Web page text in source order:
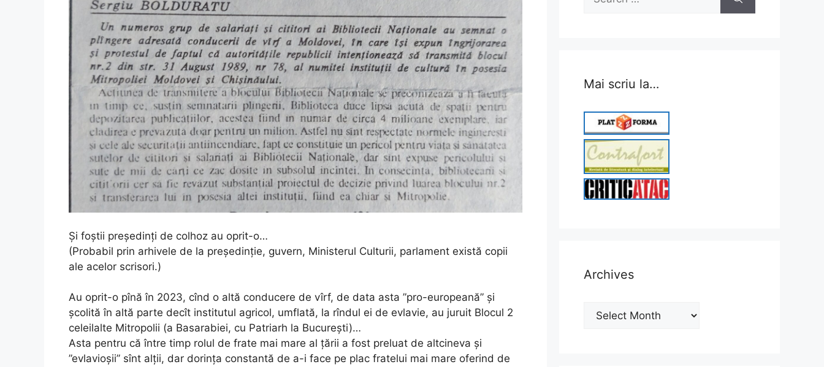
Și foștii președinți de colhoz au oprit-o…
(Probabil prin arhivele de la președinție, guvern, Ministerul Culturii, parlament există copii
ale acelor scrisori.)
Au oprit-o pînă în 2023, cînd o altă conducere de vîrf, de data asta ”pro-europeană” și
școlită în altă parte decît institutul agricol, umflată, la rîndul ei de evlavie, au juruit Blocul 2
celeilalte Mitropolii (a Basarabiei, cu Patriarh la București)…
Asta pentru că între timp rolul de frate mai mare al țării a fost preluat de altcineva și
”evlavioșii” sînt alții, dar dorința constantă de a-i face pe plac fratelui mai mare oferind de
for:
Mai scriu la…
Archives
Archives